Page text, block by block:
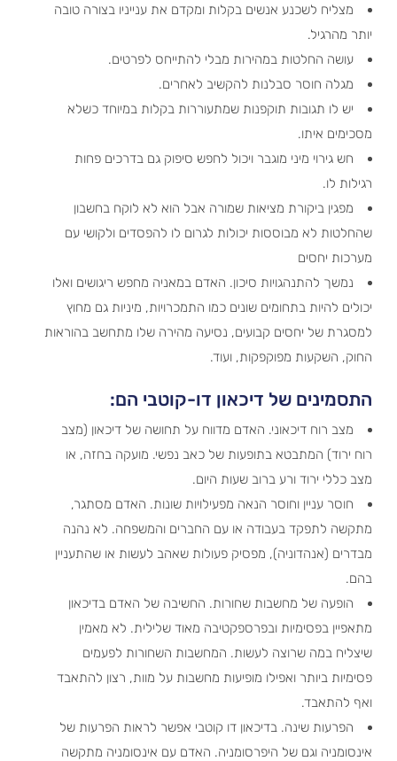
מצליח לשכנע אנשים בקלות ומקדם את ענייניו בצורה טובה
יותר מהרגיל.
עושה החלטות במהירות מבלי להתייחס לפרטים.
מגלה חוסר סבלנות להקשיב לאחרים.
יש לו תגובות תוקפנות שמתעוררות בקלות במיוחד כשלא
מסכימים איתו.
חש גירוי מיני מוגבר ויכול לחפש סיפוק גם בדרכים פחות
רגילות לו.
מפגין ביקורת מציאות שמורה אבל הוא לא לוקח בחשבון
שהחלטות לא מבוססות יכולות לגרום לו להפסדים ולקושי עם
מערכות יחסים
נמשך להתנהגויות סיכון. האדם במאניה מחפש ריגושים ואלו
יכולים להיות בתחומים שונים כמו התמכרויות, מיניות גם מחוץ
למסגרת של יחסים קבועים, נסיעה מהירה שלו מתחשב בהוראות
החוק, השקעות מפוקפקות, ועוד.
התסמינים של דיכאון דו-קוטבי הם:
מצב רוח דיכאוני. האדם מדווח על תחושה של דיכאון (מצב
רוח ירוד) המתבטא בתופעות של כאב נפשי. מועקה בחזה, או
מצב כללי ירוד ורע ברוב שעות היום.
חוסר עניין וחוסר הנאה מפעילויות שונות. האדם מסתגר,
מתקשה לתפקד בעבודה או עם החברים והמשפחה. לא נהנה
מבדרים (אנהדוניה), מפסיק פעולות שאהב לעשות או שהתעניין
בהם.
הופעה של מחשבות שחורות. החשיבה של האדם בדיכאון
מתאפיין בפסימיות ובפרספקטיבה מאוד שלילית. לא מאמין
שיצליח במה שרוצה לעשות. המחשבות השחורות לפעמים
פסימיות ביותר ואפילו מופיעות מחשבות על מוות, רצון להתאבד
ואף להתאבד.
הפרעות שינה. בדיכאון דו קוטבי אפשר לראות הפרעות של
אינסומניה וגם של היפרסומניה. האדם עם אינסומניה מתקשה